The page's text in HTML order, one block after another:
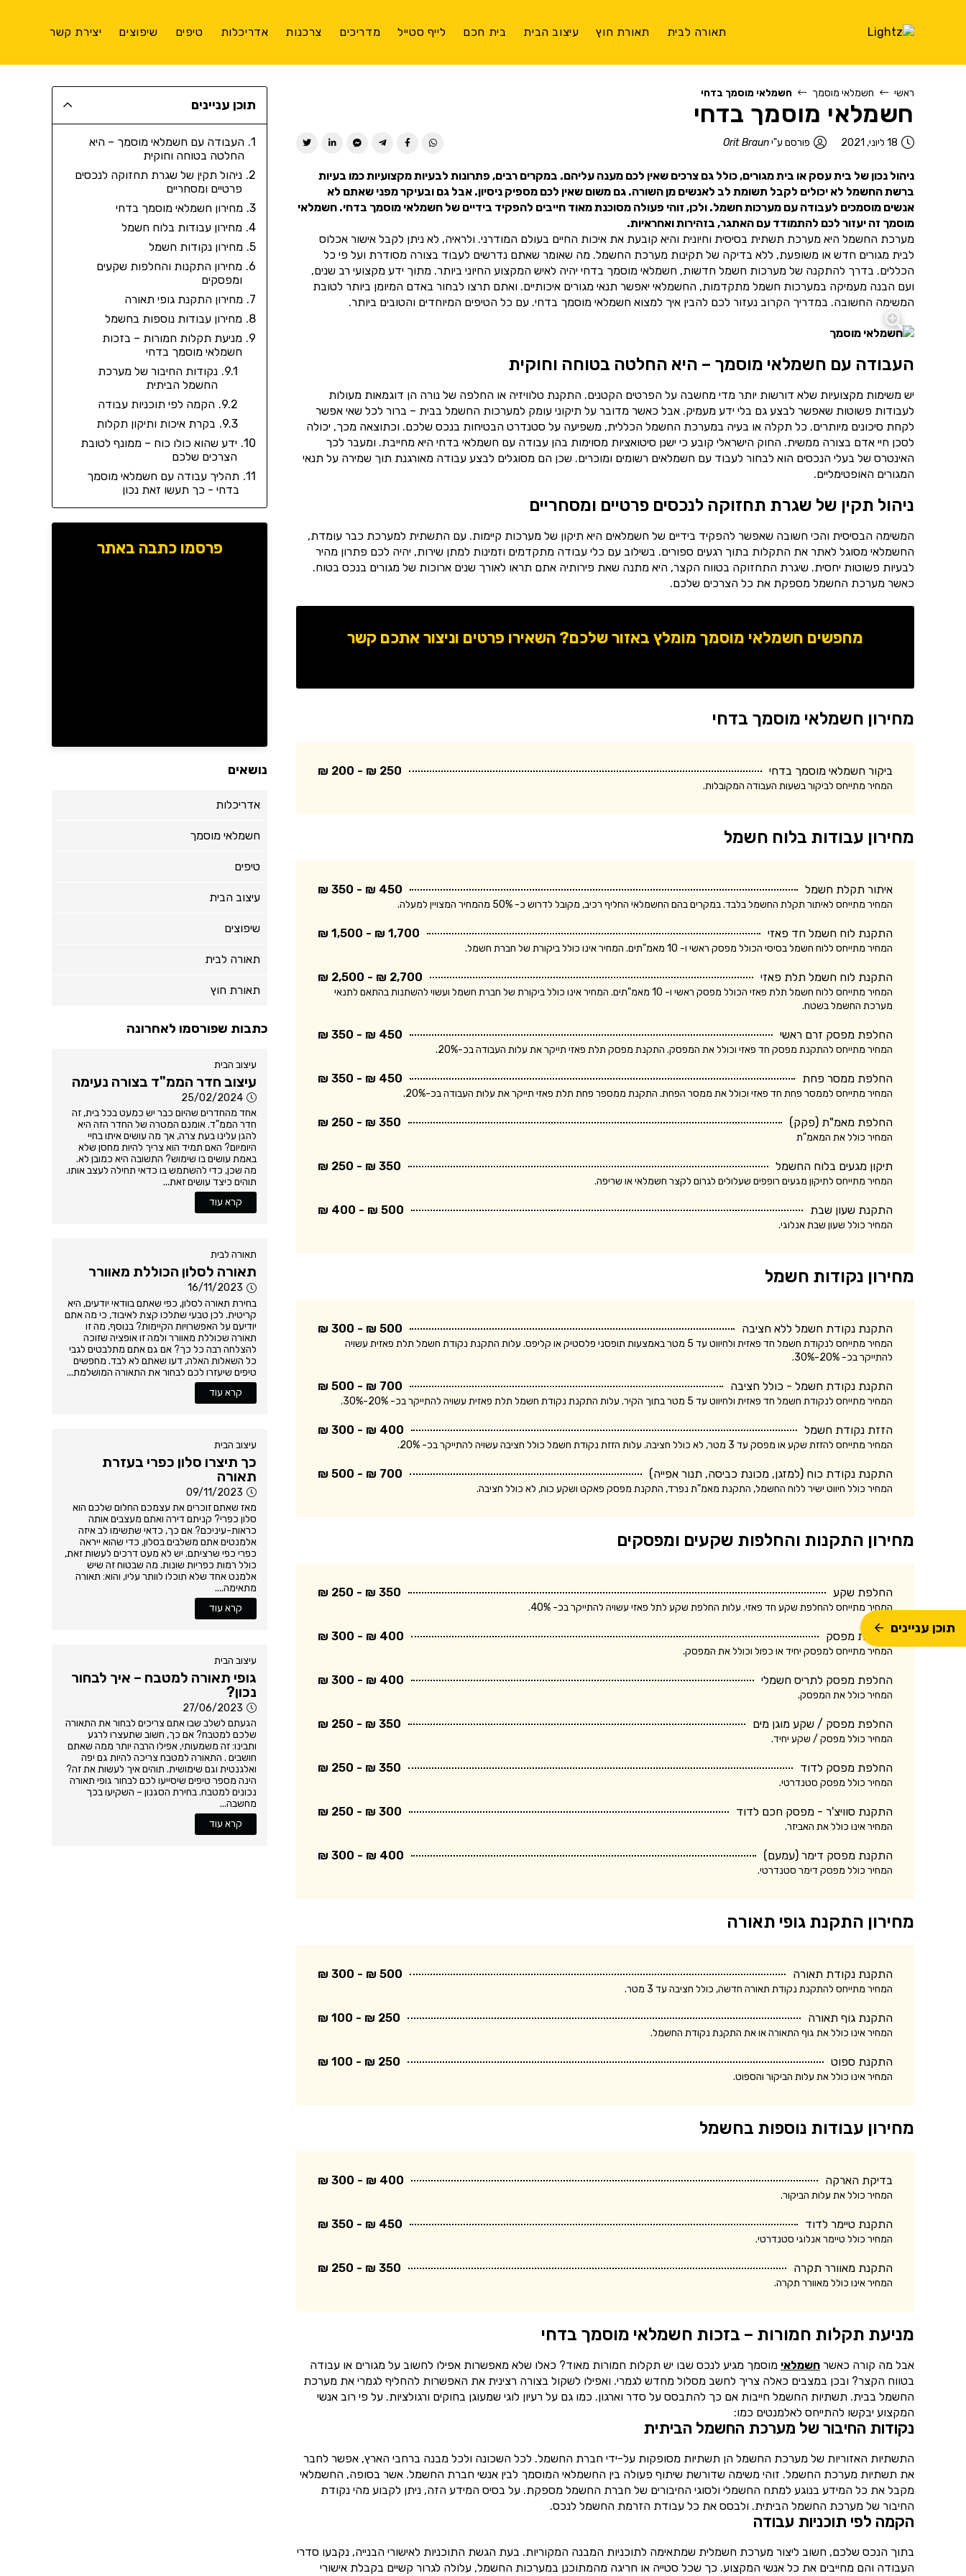
תאורה לבית תאורת חוץ עיצוב הבית בית חכם לייף סטייל מדריכים צרכנות אדריכלות טיפים שיפוצים יצירת קשר
ראשי חשמלאי מוסמך חשמלאי מוסמך בדחי
חשמלאי מוסמך בדחי
18 ליוני, 2021 פורסם ע"יOrit Braun
ניהול נכון של בית עסק או בית מגורים, כולל גם צרכים שאין לכם מענה עליהם. במקרים רבים, פתרונות לבעיות מקצועיות כמו בעיות
ברשת החשמל לא יכולים לקבל תשומת לב לאנשים מן השורה. גם משום שאין לכם מספיק ניסיון. אבל גם ובעיקר מפני שאתם לא
אנשים מוסמכים לעבודה עם מערכות חשמל. ולכן, זוהי פעולה מסוכנת מאוד חייבים להפקיד בידיים של חשמלאי מוסמך בדחי. חשמלאי
מוסמך זה יעזור לכם להתמודד עם האתגר, בזהירות ואחראיות.
מערכת החשמל היא מערכת תשתית בסיסית וחיונית והיא קובעת את איכות החיים בעולם המודרני. ולראיה, לא ניתן לקבל אישור אכלוס
לבית מגורים חדש או משופעת, ללא בדיקה של תקינות מערכת החשמל. מה שאומר שאתם נדרשים לעבוד בצורה מסודרת ועל פי כל
הכללים. בדרך להתקנה של מערכות חשמל חדשות, חשמלאי מוסמך בדחי יהיה לאיש המקצוע החיוני ביותר. מתוך ידע מקצועי רב שנים,
ועם הבנה מעמיקה במערכות חשמל מתקדמות, החשמלאי יאפשר תנאי מגורים איכותיים. ואתם תרצו לבחור באדם המיומן ביותר לטובת
המשימה החשובה. במדריך הקרוב נעזור לכם להבין איך למצוא חשמלאי מוסמך בדחי. עם כל הטיפים המיוחדים והטובים ביותר.
העבודה עם חשמלאי מוסמך – היא החלטה בטוחה וחוקית
יש משימות מקצועיות שלא דורשות יותר מדי מחשבה על הפרטים הקטנים. התקנת טלוויזיה או החלפה של נורה הן דוגמאות מעולות
לעבודות פשוטות שאפשר לבצע גם בלי ידע מעמיק. אבל כאשר מדובר על תיקוני עומק למערכות החשמל בבית – ברור לכל שאי אפשר
לקחת סיכונים מיותרים. כל תקלה או בעיה במערכת החשמל הכללית, משפיעה על סטנדרט הבטיחות בנכס שלכם. וכתוצאה מכך, יכולה
לסכן חיי אדם בצורה ממשית. החוק הישראלי קובע כי ישנן סיטואציות מסוימות בהן עבודה עם חשמלאי בדחי היא מחייבת. ומעבר לכך
האינטרס של בעלי הנכסים הוא לבחור לעבוד עם חשמלאים רשומים ומוכרים. שכן הם מסוגלים לבצע עבודה מאורגנת תוך שמירה על תנאי
המגורים האופטימליים.
ניהול תקין של שגרת תחזוקה לנכסים פרטיים ומסחריים
המשימה הבסיסית והכי חשובה שאפשר להפקיד בידיים של חשמלאים היא תיקון של מערכות קיימות. עם התשתית למערכת כבר עומדת,
החשמלאי מסוגל לאתר את התקלות בתוך רגעים ספורים. בשילוב עם כלי עבודה מתקדמים וזמינות למתן שירות, יהיה לכם פתרון מהיר
לבעיות פשוטות יחסית. שיגרת התחזוקה בטווח הקצר, היא מתנה שאת פירותיה אתם תראו לאורך שנים ארוכות של מגורים בנכס בטוח.
כאשר מערכת החשמל מספקת את כל הצרכים שלכם.
מחפשים חשמלאי מוסמך מומלץ באזור שלכם? השאירו פרטים וניצור אתכם קשר
מחירון חשמלאי מוסמך בדחי
ביקור חשמלאי מוסמך בדחי 250 ₪ - 200 ₪
המחיר מתייחס לביקור בשעות העבודה המקובלות.
מחירון עבודות בלוח חשמל
איתור תקלת חשמל 450 ₪ - 350 ₪
המחיר מתייחס לאיתור תקלת החשמל בלבד. במקרים בהם החשמלאי החליף רכיב, מקובל לדרוש כ- 50% מהמחיר המצויין למעלה.
התקנת לוח חשמל חד פאזי 1,700 ₪ - 1,500 ₪
המחיר מתייחס ללוח חשמל בסיסי הכולל מפסק ראשי ו- 10 מאמ"תים. המחיר אינו כולל ביקורת של חברת חשמל.
התקנת לוח חשמל תלת פאזי 2,700 ₪ - 2,500 ₪
המחיר מתייחס ללוח חשמל תלת פאזי הכולל מפסק ראשי ו- 10 מאמ"תים. המחיר אינו כולל ביקורת של חברת חשמל ועשוי להשתנות בהתאם לתנאי
מערכת החשמל בשטח.
החלפת מפסק זרם ראשי 450 ₪ - 350 ₪
המחיר מתייחס להתקנת מפסק חד פאזי וכולל את המפסק. התקנת מפסק תלת פאזי תייקר את עלות העבודה בכ-20%.
החלפת ממסר פחת 450 ₪ - 350 ₪
המחיר מתייחס לממסר פחת חד פאזי וכולל את ממסר הפחת. התקנת ממספר פחת תלת פאזי תייקר את עלות העבודה בכ-20%.
החלפת מאמ"ת (פקק) 350 ₪ - 250 ₪
המחיר כולל את המאמ"ת
תיקון מגעים בלוח החשמל 350 ₪ - 250 ₪
המחיר מתייחס לתיקון מגעים רופפים שעלולים לגרום לקצר חשמלאי או שריפה.
התקנת שעון שבת 500 ₪ - 400 ₪
המחיר כולל שעון שבת אנלוגי.
מחירון נקודות חשמל
התקנת נקודת חשמל ללא חציבה 500 ₪ - 300 ₪
המחיר מתייחס לנקודת חשמל חד פאזית ולחיווט עד 5 מטר באמצעות תופסני פלסטיק או קליפס. עלות התקנת נקודת חשמל תלת פאזית עשויה
להתייקר בכ- 20%-30%.
התקנת נקודת חשמל - כולל חציבה 700 ₪ - 500 ₪
המחיר מתייחס לנקודת חשמל חד פאזית ולחיווט עד 5 מטר בתוך הקיר. עלות התקנת נקודת חשמל תלת פאזית עשויה להתייקר בכ- 20%-30%.
הזזת נקודת חשמל 400 ₪ - 300 ₪
המחיר מתייחס להזזת שקע או מפסק עד 3 מטר, לא כולל חציבה. עלות הזזת נקודת חשמל כולל חציבה עשויה להתייקר בכ- 20%.
התקנת נקודת כוח (למזגן, מכונת כביסה, תנור אפייה) 700 ₪ - 500 ₪
המחיר כולל חיווט ישיר ללוח החשמל, התקנת מאמ"ת נפרד, התקנת מפסק פאקט ושקע כוח, לא כולל חציבה.
מחירון התקנות והחלפות שקעים ומפסקים
החלפת שקע 350 ₪ - 250 ₪
המחיר מתייחס להחלפת שקע חד פאזי. עלות החלפת שקע לתל פאזי עשויה להתייקר בכ- 40%.
החלפת מפסק 400 ₪ - 300 ₪
המחיר מתייחס למפסק יחיד או כפול וכולל את המפסק.
החלפת מפסק לתריס חשמלי 400 ₪ - 300 ₪
המחיר כולל את המפסק.
החלפת מפסק / שקע מוגן מים 350 ₪ - 250 ₪
המחיר כולל מפסק / שקע יחיד.
החלפת מפסק לדוד 350 ₪ - 250 ₪
המחיר כולל מפסק סטנדרטי.
התקנת סוויצ'ר - מפסק חכם לדוד 300 ₪ - 250 ₪
המחיר אינו כולל את האביזר.
התקנת מפסק דימר (עמעם) 400 ₪ - 300 ₪
המחיר כולל מפסק דימר סטנדרטי.
מחירון התקנת גופי תאורה
התקנת נקודת תאורה 500 ₪ - 300 ₪
המחיר מתייחס להתקנת נקודת תאורה חדשה, כולל חציבה עד 3 מטר.
התקנת גוף תאורה 250 ₪ - 100 ₪
המחיר אינו כולל את גוף התאורה או את התקנת נקודת החשמל.
התקנת ספוט 250 ₪ - 100 ₪
המחיר אינו כולל את עלות הביקור והספוט.
מחירון עבודות נוספות בחשמל
בדיקת הארקה 400 ₪ - 300 ₪
המחיר כולל את עלות הביקור.
התקנת טיימר לדוד 450 ₪ - 350 ₪
המחיר כולל טיימר אנלוגי סטנדרטי.
התקנת מאוורר תקרה 350 ₪ - 250 ₪
המחיר אינו כולל מאוורר תקרה.
מניעת תקלות חמורות – בזכות חשמלאי מוסמך בדחי
אבל מה קורה כאשר חשמלאי מוסמך מגיע לנכס שבו יש תקלות חמורות מאוד? כאלו שלא מאפשרות אפילו לחשוב על מגורים או עבודה
בטווח הקצר? ובכן במצבים כאלה צריך לחשב מסלול מחדש לגמרי. ואפילו לשקול בצורה רצינית את האפשרות להחליף לגמרי את מערכת
החשמל בבית. תשתיות החשמל חייבות אם כך להתבסס על סדר וארגון. כמו גם על רעיון לוגי שמעוגן בחוקים ורגולציות. על פי רוב אנשי
המקצוע יבקשו להתייחס לאלמנטים כמו:
נקודות החיבור של מערכת החשמל הביתית
התשתיות האזוריות של מערכת החשמל הן תשתיות מסופקות על-ידי חברת החשמל. לכל השכונה ולכל מבנה ברחבי הארץ, אפשר לחבר
את תשתיות מערכת החשמל. זוהי משימה שדורשת שיתוף פעולה בין החשמלאי המוסמך לבין אנשי חברת החשמל. אשר בסופה, החשמלאי
מקבל את כל המידע בנוגע למתח החשמלי ולסוגי החיבורים של חברת החשמל מספקת. על בסיס המידע הזה, ניתן לקבוע מהי נקודת
החיבור של מערכת החשמל הביתית. ולבסס את כל עבודת הזרמת החשמל לנכס.
הקמה לפי תוכניות עבודה
בתוך הנכס שלכם, חשוב ליצור מערכת חשמלית שמתאימה לתוכניות המבנה המקוריות. בעת הגשת התוכניות לאישורי הבנייה, נקבעו סדרי
העבודה והם מחייבים את כל אנשי המקצוע. כך שכל סטייה או חריגה מהמתוכנן במערכות החשמל, עלולה לגרור קשיים בקבלת אישורי
תוכן עניינים
העבודה עם חשמלאי מוסמך – היא
החלטה בטוחה וחוקית
ניהול תקין של שגרת תחזוקה לנכסים
פרטיים ומסחריים
מחירון חשמלאי מוסמך בדחי
מחירון עבודות בלוח חשמל
מחירון נקודות חשמל
מחירון התקנות והחלפות שקעים
ומפסקים
מחירון התקנת גופי תאורה
מחירון עבודות נוספות בחשמל
מניעת תקלות חמורות – בזכות
חשמלאי מוסמך בדחי
נקודות החיבור של מערכת
החשמל הביתית
הקמה לפי תוכניות עבודה
בקרת איכות ותיקון תקלות
ידע שהוא כולו כוח – ממונף לטובת
הצרכים שלכם
תהליך עבודה עם חשמלאי מוסמך
בדחי - כך תעשו זאת נכון
פרסמו כתבה באתר
נושאים
אדריכלות
חשמלאי מוסמך
טיפים
עיצוב הבית
שיפוצים
תאורה לבית
תאורת חוץ
כתבות שפורסמו לאחרונה
עיצוב הבית
עיצוב חדר הממ"ד בצורה נעימה
25/02/2024
אחד מהחדרים שהיום כבר יש כמעט בכל בית, זה
חדר הממ"ד. אומנם המטרה של החדר הזה היא
להגן עלינו בעת צרה, אך מה עושים איתו בחיי
היומיום? האם תמיד הוא צריך להיות מחסן שלא
באמת עושים בו שימוש? התשובה היא כמובן לא.
מה שכן, כדי להשתמש בו כדאי תחילה לעצב אותו.
תוהים כיצד עושים זאת...
קרא עוד
תאורה לבית
תאורה לסלון הכוללת מאוורר
16/11/2023
בחירת תאורה לסלון, כפי שאתם בוודאי יודעים, היא
קריטית. לכן טבעי שתלכו קצת לאיבוד, כי מה אתם
יודיעם על האפשרויות הקיימות? בנוסף, מה זו
תאורה שכוללת מאוורר ולמה זו אופציה שזוכה
להצלחה רבה כל כך? אם גם אתם מתלבטים לגבי
כל השאלות האלה, דעו שאתם לא לבד. מחפשים
טיפים שיעזרו לכם לבחור את התאורה המושלמת...
קרא עוד
עיצוב הבית
כך תיצרו סלון כפרי בעזרת
תאורה
09/11/2023
מאז שאתם זוכרים את עצמכם החלום שלכם הוא
סלון כפרי? קניתם דירה ואתם מעצבים אותה
כראות-עיניכם? אם כך, כדאי שתשימו לב איזה
אלמנטים אתם משלבים בסלון, כדי שהוא ייראה
כפרי כפי שרציתם. יש לא מעט דרכים לעשות זאת,
כולל רמות כפריות שונות. מה שבטוח זה שיש
אלמנט אחד שלא תוכלו לוותר עליו, והוא: תאורה
מתאימה....
קרא עוד
עיצוב הבית
גופי תאורה למטבח – איך לבחור
נכון?
27/06/2023
הגעתם לשלב שבו אתם צריכים לבחור את התאורה
שלכם למטבח? אם כך, חשוב שתעצרו לרגע
ותבינו: זה משמעותי, אפילו הרבה יותר ממה שאתם
חושבים . התאורה למטבח צריכה להיות גם יפה
ואלגנטית וגם שימושית. תוהים איך לעשות את זה?
הינה מספר טיפים שיסייעו לכם לבחור גופי תאורה
נכונים למטבח. בחירת הסגנון – השקיעו בכך
מחשבה...
קרא עוד
תוכן עניינים